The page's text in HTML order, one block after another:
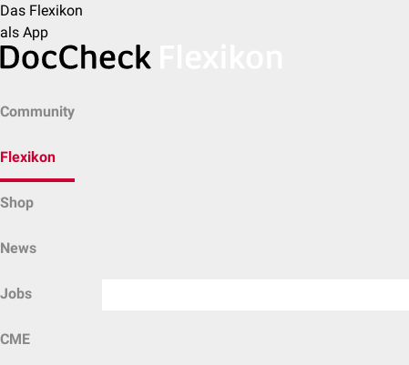
Das Flexikon
als App
Community
Flexikon
Shop
News
Jobs
CME